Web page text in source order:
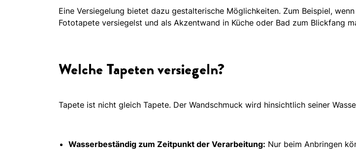
Eine Versiegelung bietet dazu gestalterische Möglichkeiten. Zum Beispiel,
Fototapete versiegelst und als Akzentwand in Küche oder Bad zum Blickfang
Welche Tapeten versiegeln?
Tapete ist nicht gleich Tapete. Der Wandschmuck wird hinsichtlich seiner
Wasserbeständig zum Zeitpunkt der Verarbeitung: Nur beim Anbringen